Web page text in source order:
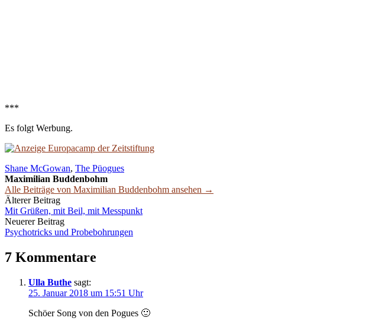
***
Es folgt Werbung.
Shane McGowan, The Püogues
Maximilian Buddenbohm
Alle Beiträge von Maximilian Buddenbohm ansehen →
Beitrags-
Navigation
Älterer Beitrag
Mit Grüßen, mit Beil, mit Messpunkt
Neuerer Beitrag
Psychotricks und Probebohrungen
7 Kommentare
Ulla Buthe sagt:
25. Januar 2018 um 15:51 Uhr
Schöer Song von den Pogues 🙂